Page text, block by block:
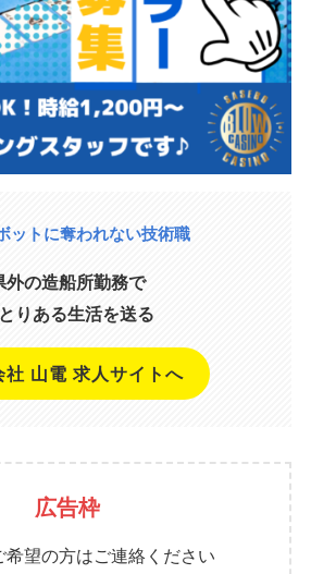
ットに奪われない技術職
外の造船所勤務で
りある生活を送る
社 山電 求人サイトへ
広告枠
希望の方はご連絡ください